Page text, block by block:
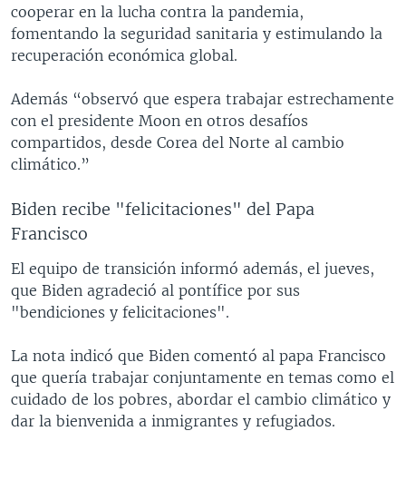
cooperar en la lucha contra la pandemia,
fomentando la seguridad sanitaria y estimulando la
recuperación económica global.
Además “observó que espera trabajar estrechamente
con el presidente Moon en otros desafíos
compartidos, desde Corea del Norte al cambio
climático.”
Biden recibe "felicitaciones" del Papa
Francisco
El equipo de transición informó además, el jueves,
que Biden agradeció al pontífice por sus
"bendiciones y felicitaciones".
La nota indicó que Biden comentó al papa Francisco
que quería trabajar conjuntamente en temas como el
cuidado de los pobres, abordar el cambio climático y
dar la bienvenida a inmigrantes y refugiados.